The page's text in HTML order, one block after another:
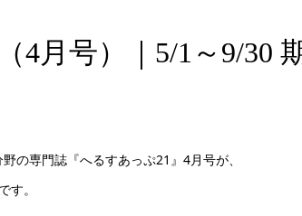
4月号）｜5/1～9/30
の専門誌『へるすあっぷ21』4月号が、
す。